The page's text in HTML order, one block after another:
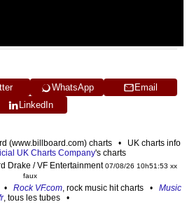
WhatsApp
Email
LinkedIn
(www.billboard.com) charts • UK charts info
UK Charts Company's charts
Drake / VF Entertainment07/08/26 10h51:53 xx
faux
• Rock VF.com, rock music hit charts • Music
, tous les tubes •